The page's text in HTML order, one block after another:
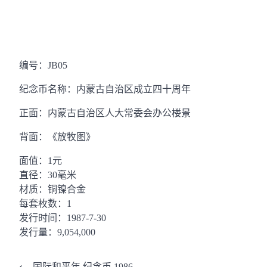
编号：JB05
纪念币名称：内蒙古自治区成立四十周年
正面：内蒙古自治区人大常委会办公楼景
背面：《放牧图》
面值：1元
直径：30毫米
材质：铜镍合金
每套枚数：1
发行时间：1987-7-30
发行量：9,054,000